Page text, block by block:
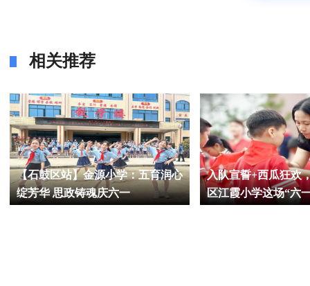
相关推荐
【石鼓区站】金源小学：五育润心
绽芳华 思政铸魂庆六一
入队宣誓+西瓜狂欢
区江霞小学这场“六